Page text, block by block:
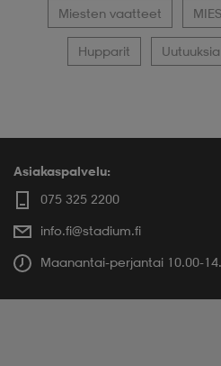
Miesten vaatteet
Hupparit Uutuuksia
Asiakaspalvelu:
075 325 2200
info.fi@stadium.fi
Maanantai-perjantai 10.00-